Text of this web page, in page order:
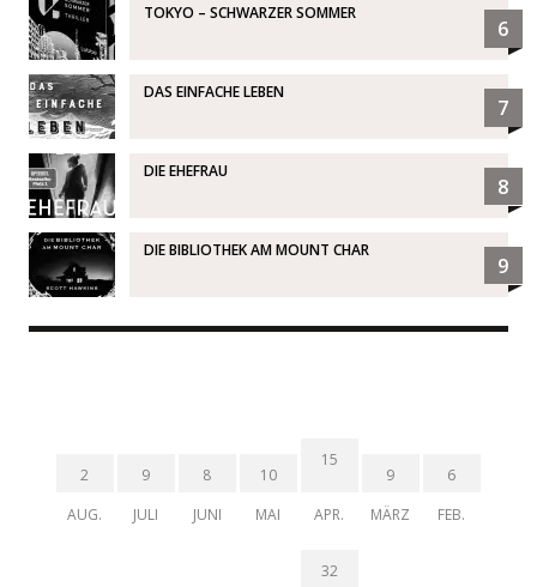
TOKYO – SCHWARZER SOMMER
6
DAS EINFACHE LEBEN
7
DIE EHEFRAU
8
DIE BIBLIOTHEK AM MOUNT CHAR
9
2
AUG.
9
JULI
8
JUNI
10
MAI
15
APR.
9
MÄRZ
6
FEB.
32